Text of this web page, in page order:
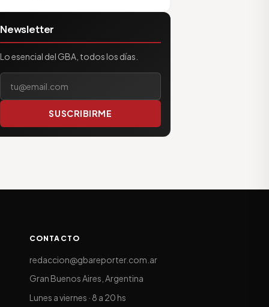
Newsletter
Lo esencial del GBA, todos los días.
SUSCRIBIRME
CONTACTO
redaccion@gbareporter.com.ar
Gran Buenos Aires, Argentina
Lunes a viernes · 8 a 20 hs